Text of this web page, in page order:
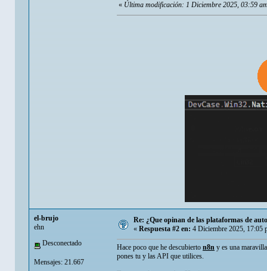
« Última modificación: 1 Diciembre 2025, 03:59
el-brujo
ehn
Desconectado
Mensajes: 21.667
Re: ¿Que opinan de las plataformas de
«Respuesta #2 en:4 Diciembre 2025, 17:05
Hace poco que he descubierton8ny es una
pones tu y las API que utilices.